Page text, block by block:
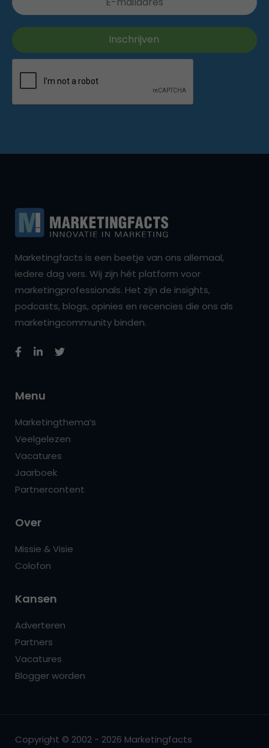
Marketingfacts is een beetje van ons allemaal,
iedere dag vers. Wij zijn hét platform voor
marketingprofessionals. Het zijn de insights,
podcasts, blogs, opinies en recencies die ons als
marketingcommunity binden.
Menu
Marketingthema’s
Veelgelezen
Vacatures
Jaarboek
Partnercontent
Over
Missie & Visie
Colofon
Kansen
Adverteren
Partners
Vacatures
Blogger worden
Copyright © 2002 - 2026 Marketingfacts